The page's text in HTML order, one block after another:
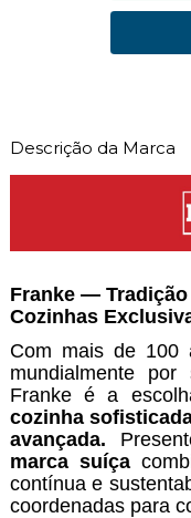
Descrição da Marca
Franke —
Cozinhas
Com mais de 100
mundialmente por
Franke é a
cozinha
avançada.
marca suíça
contínua e
coordenadas para